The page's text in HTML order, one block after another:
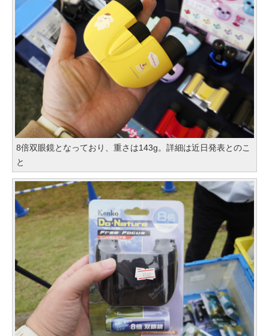
8倍双眼鏡となっており、重さは143g。詳細は近日発表とのこ
と